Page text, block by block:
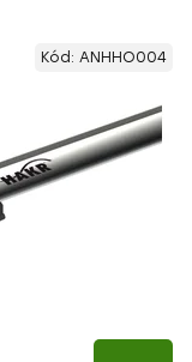
Kód: ANHHO004